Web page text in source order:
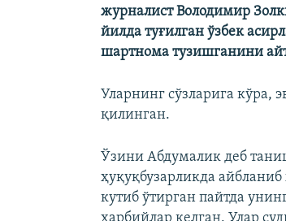
журналист Володимир
йилда туғилган ўзбек
шартнома тузишганини
Уларнинг сўзларига кўра,
қилинган.
Ўзини Абдумалик деб
ҳуқуқбузарликда
кутиб ўтирган пайтда